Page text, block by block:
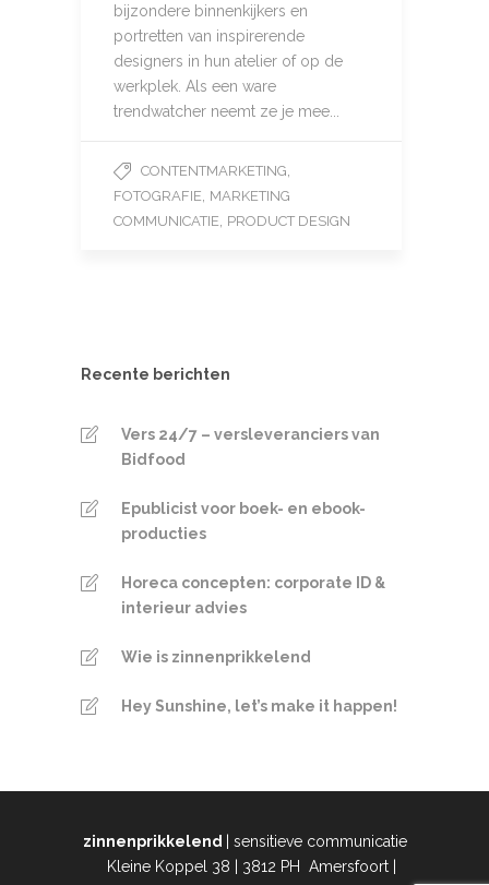
bijzondere binnenkijkers en
portretten van inspirerende
designers in hun atelier of op de
werkplek. Als een ware
trendwatcher neemt ze je mee...
CONTENTMARKETING,
FOTOGRAFIE, MARKETING
COMMUNICATIE, PRODUCT DESIGN
Recente berichten
Vers 24/7 – versleveranciers van
Bidfood
Epublicist voor boek- en ebook-
producties
Horeca concepten: corporate ID &
interieur advies
Wie is zinnenprikkelend
Hey Sunshine, let’s make it happen!
zinnenprikkelend
| sensitieve communicatie
Kleine Koppel 38 | 3812 PH Amersfoort |